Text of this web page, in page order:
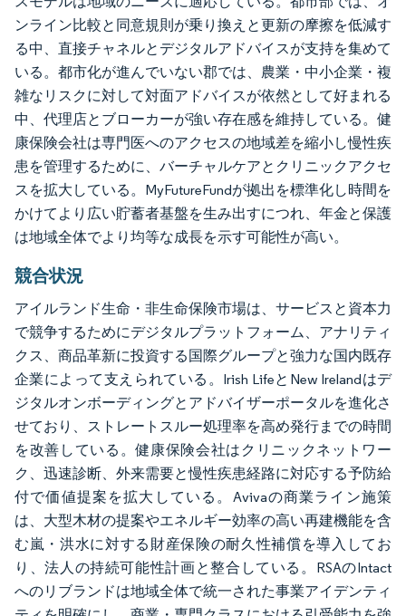
ンライン比較と同意規則が乗り換えと更新の摩擦を低減す
る中、直接チャネルとデジタルアドバイスが支持を集めて
いる。都市化が進んでいない郡では、農業・中小企業・複
雑なリスクに対して対面アドバイスが依然として好まれる
中、代理店とブローカーが強い存在感を維持している。健
康保険会社は専門医へのアクセスの地域差を縮小し慢性疾
患を管理するために、バーチャルケアとクリニックアクセ
スを拡大している。MyFutureFundが拠出を標準化し時間を
かけてより広い貯蓄者基盤を生み出すにつれ、年金と保護
は地域全体でより均等な成長を示す可能性が高い。
競合状況
アイルランド生命・非生命保険市場は、サービスと資本力
で競争するためにデジタルプラットフォーム、アナリティ
クス、商品革新に投資する国際グループと強力な国内既存
企業によって支えられている。Irish LifeとNew Irelandはデ
ジタルオンボーディングとアドバイザーポータルを進化さ
せており、ストレートスルー処理率を高め発行までの時間
を改善している。健康保険会社はクリニックネットワー
ク、迅速診断、外来需要と慢性疾患経路に対応する予防給
付で価値提案を拡大している。Avivaの商業ライン施策
は、大型木材の提案やエネルギー効率の高い再建機能を含
む嵐・洪水に対する財産保険の耐久性補償を導入してお
り、法人の持続可能性計画と整合している。RSAのIntact
へのリブランドは地域全体で統一された事業アイデンティ